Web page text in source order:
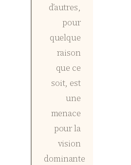
d’autres,
pour
quelque
raison
que ce
soit, est
une
menace
pour la
vision
dominante